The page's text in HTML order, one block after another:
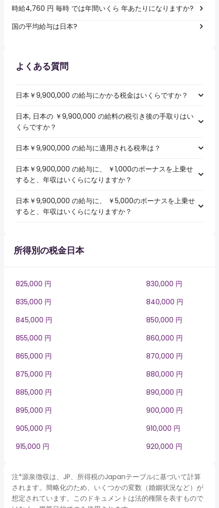
時給4,760 円 毎時 では年間いくら 年あたりになりますか?
国の平均給与は日本?
よくある質問
日本￥9,900,000 の給与にかかる税金はいくらですか？
日本, 日本の ￥9,900,000 の給料の税引き後の手取りはい
くらですか？
日本￥9,900,000 の給与に適用される税率は？
日本￥9,900,000 の給与に、 ￥1,000のボーナスを上乗せ
すると、年収はいくらになりますか？
日本￥9,900,000 の給与に、 ￥5,000のボーナスを上乗せ
すると、年収はいくらになりますか？
所得別の税金日本
825,000 円
830,000 円
835,000 円
840,000 円
845,000 円
850,000 円
855,000 円
860,000 円
865,000 円
870,000 円
875,000 円
880,000 円
885,000 円
890,000 円
895,000 円
900,000 円
905,000 円
910,000 円
915,000 円
920,000 円
注*源泉徴収は、JP、所得税のJapanテーブルに基づいて計算
されます。簡略化のため、いくつかの変数（婚姻状況など）が
想定されています。このドキュメントは法的権限を表すもので